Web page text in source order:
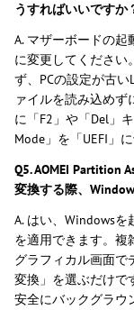
うすればいいですか
A. マザーボードの起
に変更してください
ず、PCの設定が古
ァイルを読み込めず
に「F2」や「Del」
Mode」を「UEFI」
Q5. AOMEI Partition
変換する際、
A. はい、Windows
を適用できます。複
グラフィカル画面で
変換」を選ぶだけで
安全にバックグラウ